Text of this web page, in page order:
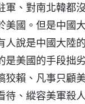
軍、對南北韓都
美國。但是中國
人說是中國大陸
是美國的手段拙
狡賴、凡事只顧
待、縱容美軍殺